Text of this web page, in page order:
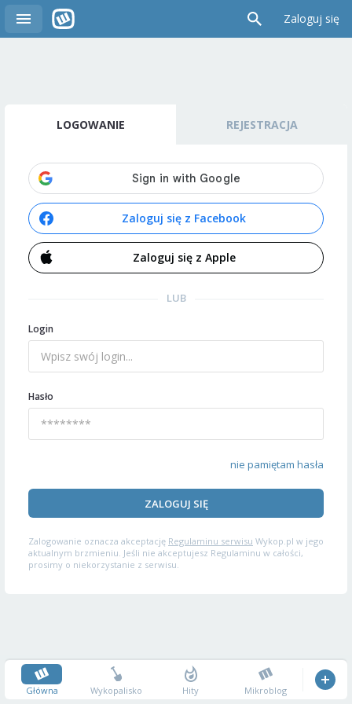
Zaloguj się
LOGOWANIE REJESTRACJA
Zaloguj się z Facebook
Zaloguj się z Apple
LUB
Login
Hasło
nie pamiętam hasła
ZALOGUJ SIĘ
Zalogowanie oznacza akceptację Regulaminu serwisu Wykop.pl w jego
aktualnym brzmieniu. Jeśli nie akceptujesz Regulaminu w całości,
prosimy o niekorzystanie z serwisu.
Główna Wykopalisko Hity Mikroblog